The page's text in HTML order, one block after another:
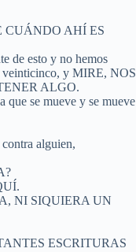
CUÁNDO AHÍ ES
de esto y no hemos
veinticinco, y MIRE, NOS
ALGO.
se mueve y se mueve
alguien,
NI SIQUIERA UN
ESCRITURAS